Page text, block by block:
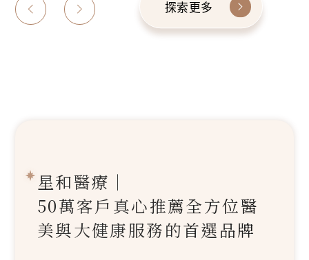
探索更多
星和醫療｜
50萬客戶真心推薦全方位醫
美與大健康服務的首選品牌